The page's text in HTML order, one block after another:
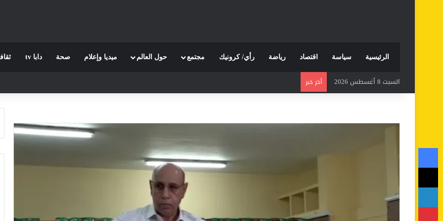
الرئيسية سياسة اقتصاد رياضة رأي/ كرونيك مجتمع حول العالم ميديا وإعلام صحة دابا tv
السبت 8 أغسطس 2026 أخر خبر
لينكدإن